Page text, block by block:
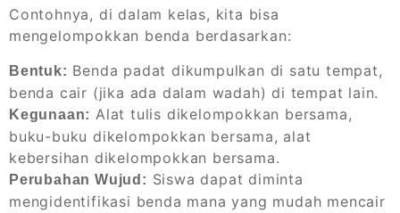
Contohnya, di dalam kelas, kita bisa
mengelompokkan benda berdasarkan:
Bentuk: Benda padat dikumpulkan di satu tempat,
benda cair (jika ada dalam wadah) di tempat lain.
Kegunaan: Alat tulis dikelompokkan bersama,
buku-buku dikelompokkan bersama, alat
kebersihan dikelompokkan bersama.
Perubahan Wujud: Siswa dapat diminta
mengidentifikasi benda mana yang mudah mencair